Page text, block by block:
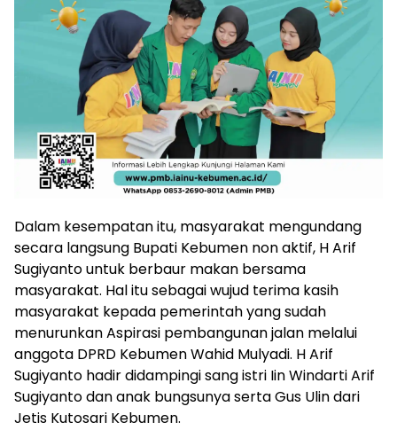
Dalam kesempatan itu, masyarakat mengundang
secara langsung Bupati Kebumen non aktif, H Arif
Sugiyanto untuk berbaur makan bersama
masyarakat. Hal itu sebagai wujud terima kasih
masyarakat kepada pemerintah yang sudah
menurunkan Aspirasi pembangunan jalan melalui
anggota DPRD Kebumen Wahid Mulyadi. H Arif
Sugiyanto hadir didampingi sang istri Iin Windarti Arif
Sugiyanto dan anak bungsunya serta Gus Ulin dari
Jetis Kutosari Kebumen.